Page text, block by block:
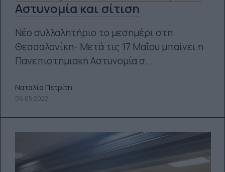
Αστυνομία και σίτιση
Νέο συλλαλητήριο το μεσημέρι στη
Θεσσαλονίκη- Μετά τις 17 Μαΐου μπαίνει η
Πανεπιστημιακή Αστυνομία σ...
Ναταλία Πετρίτη
06.05.2022